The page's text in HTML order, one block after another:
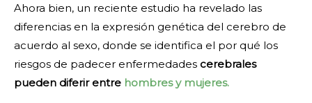
Ahora bien, un reciente estudio ha revelado las
diferencias en la expresión genética del cerebro de
acuerdo al sexo, donde se identifica el por qué los
riesgos de padecer enfermedades cerebrales
pueden diferir entre hombres y mujeres.